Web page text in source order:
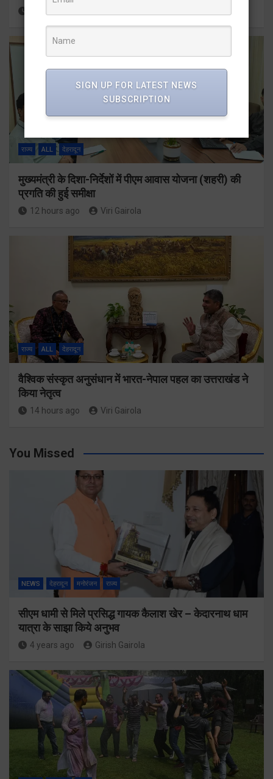
राज्य ALL देहरादून
मुख्यमंत्री के दिशा-निर्देशों में पीएम आवास योजना (शहरी) की
प्रगति की हुई समीक्षा
12 hours ago Viri Gairola
राज्य ALL देहरादून
वैश्विक संस्कृत अनुसंधान में भारत-नेपाल पहल का उत्तराखंड ने
किया नेतृत्व
14 hours ago Viri Gairola
You Missed
NEWS देहरादून मनोरंजन राज्य
सीएम धामी से मिले प्रसिद्ध गायक कैलाश खेर – केदारनाथ धाम
यात्रा के साझा किये अनुभव
4 years ago Girish Gairola
SIGN UP FOR LATEST NEWS
SUBSCRIPTION